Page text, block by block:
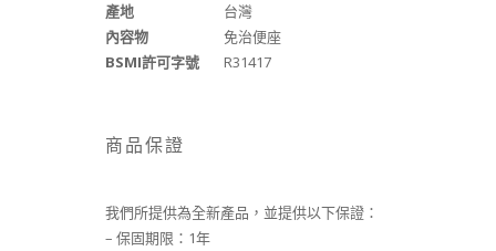
產地
台灣
內容物
免治便座
BSMI許可字號
R31417
商品保證
我們所提供為全新產品，並提供以下保證：
– 保固期限：1年